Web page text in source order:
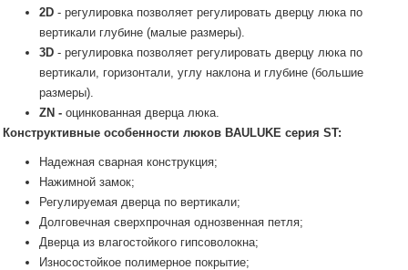
2D - регулировка позволяет регулировать дверцу люка по
вертикали глубине (малые размеры).
3D - регулировка позволяет регулировать дверцу люка по
вертикали, горизонтали, углу наклона и глубине (большие
размеры).
ZN - оцинкованная дверца люка.
Конструктивные особенности люков BAULUKE серия ST:
Надежная сварная конструкция;
Нажимной замок;
Регулируемая дверца по вертикали;
Долговечная сверхпрочная однозвенная петля;
Дверца из влагостойкого гипсоволокна;
Износостойкое полимерное покрытие;